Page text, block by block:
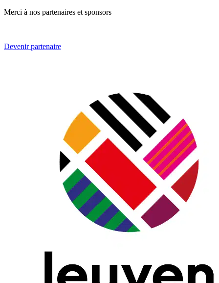
Merci à nos partenaires et sponsors
Devenir partenaire